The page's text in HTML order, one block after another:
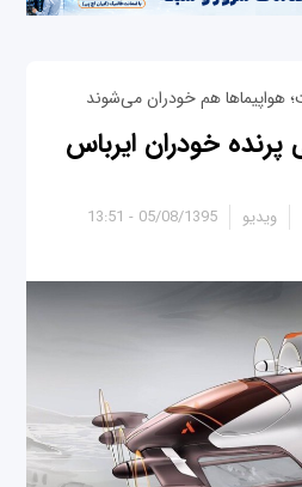
هواپیماها هم خودران می‌شوند
پرنده خودران ایرباس
05/08/1395 - 13:51 ویدیو